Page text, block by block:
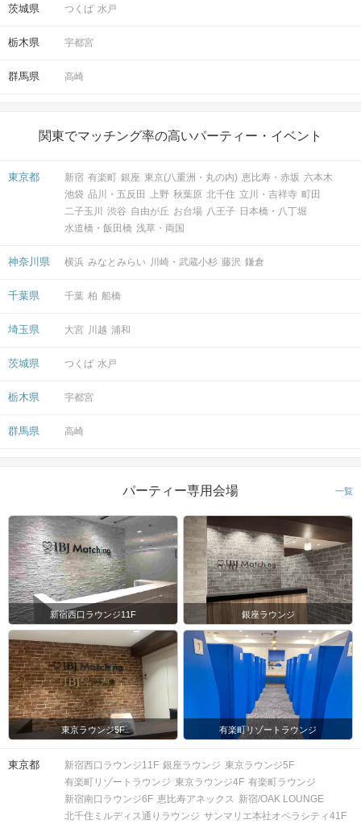
茨城県 つくば 水戸
栃木県 宇都宮
群馬県 高崎
関東でマッチング率の高いパーティー・イベント
東京都 新宿 有楽町 銀座 東京(八重洲・丸の内) 恵比寿・赤坂 六本木
池袋 品川・五反田 上野 秋葉原 北千住 立川・吉祥寺 町田
二子玉川
渋谷 自由が丘 お台場 八王子 日本橋・八丁堀
水道橋・飯田橋 浅草・両国
神奈川県 横浜 みなとみらい 川崎・武蔵小杉 藤沢 鎌倉
千葉県 千葉 柏 船橋
埼玉県 大宮 川越 浦和
茨城県 つくば 水戸
栃木県 宇都宮
群馬県 高崎
パーティー専用会場 一覧
新宿西口ラウンジ11F 銀座ラウンジ
東京ラウンジ5F 有楽町リゾートラウンジ
東京都 新宿西口ラウンジ11F 銀座ラウンジ 東京ラウンジ5F
有楽町リゾートラウンジ 東京ラウンジ4F 有楽町ラウンジ
新宿南口ラウンジ6F 恵比寿アネックス 新宿/OAK LOUNGE
北千住ミルディス通りラウンジ サンマリエ本社オペラシティ41F